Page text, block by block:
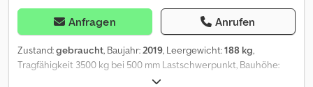
Anfragen Anrufen
Zustand:gebraucht, Baujahr:2019, Leergewicht:188 kg,
Tragfähigkeit 3500 kg bei 500 mm Lastschwerpunkt, Bauhöhe:
1150 mm, Öffnungsbereich: 490–1230 mm, Aufhängung: FEM3,